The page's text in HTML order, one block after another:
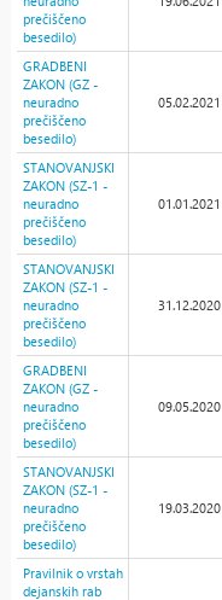
prečiščeno
besedilo)
GRADBENI
ZAKON (GZ -
neuradno
prečiščeno
besedilo)
05.02.2021
STANOVANJSKI
ZAKON (SZ-1 -
neuradno
prečiščeno
besedilo)
01.01.2021
STANOVANJSKI
ZAKON (SZ-1 -
neuradno
prečiščeno
besedilo)
31.12.2020
GRADBENI
ZAKON (GZ -
neuradno
prečiščeno
besedilo)
09.05.2020
STANOVANJSKI
ZAKON (SZ-1 -
neuradno
prečiščeno
besedilo)
19.03.2020
Pravilnik o vrstah
dejanskih rab